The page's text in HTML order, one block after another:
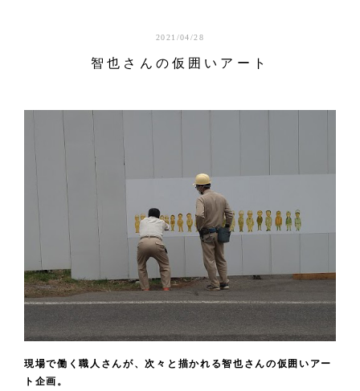
2021/04/28
智也さんの仮囲いアート
現場で働く職人さんが、次々と描かれる智也さんの仮囲いアー
ト企画。